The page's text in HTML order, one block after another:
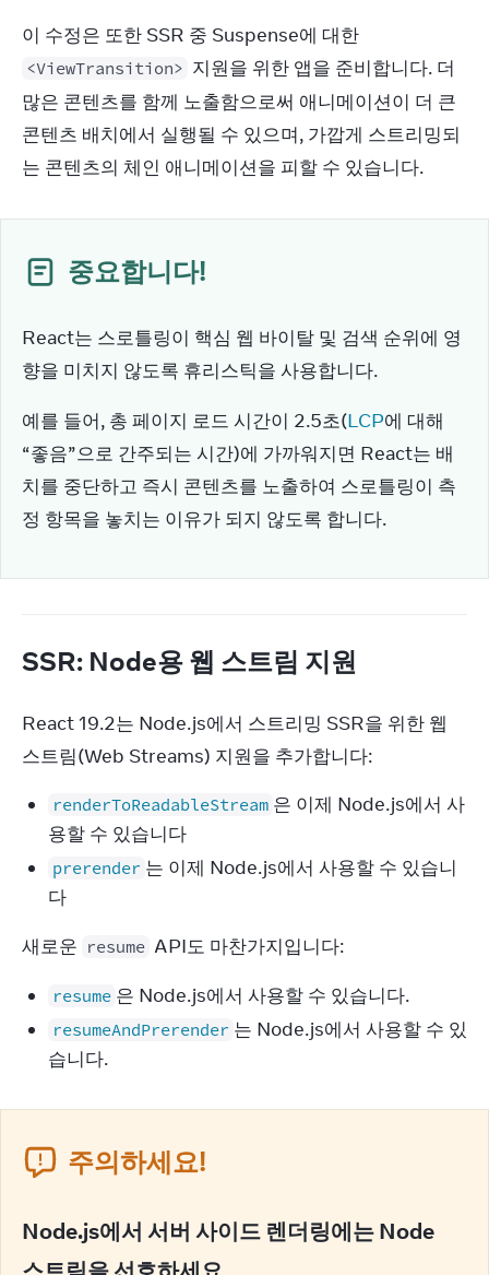
<ViewTransition> 지원을 위한 앱을 준비합니다. 더
많은 콘텐츠를 함께 노출함으로써 애니메이션이 더 큰
콘텐츠 배치에서 실행될 수 있으며, 가깝게 스트리밍되
는 콘텐츠의 체인 애니메이션을 피할 수 있습니다.
중요합니다!
React는 스로틀링이 핵심 웹 바이탈 및 검색 순위에 영
향을 미치지 않도록 휴리스틱을 사용합니다.
예를 들어, 총 페이지 로드 시간이 2.5초(LCP에 대해
“좋음”으로 간주되는 시간)에 가까워지면 React는 배
치를 중단하고 즉시 콘텐츠를 노출하여 스로틀링이 측
정 항목을 놓치는 이유가 되지 않도록 합니다.
SSR: Node용 웹 스트림 지원
React 19.2는 Node.js에서 스트리밍 SSR을 위한 웹
스트림(Web Streams) 지원을 추가합니다:
renderToReadableStream 은 이제 Node.js에서 사
용할 수 있습니다
prerender 는 이제 Node.js에서 사용할 수 있습니
다
새로운 resume API도 마찬가지입니다:
resume 은 Node.js에서 사용할 수 있습니다.
resumeAndPrerender 는 Node.js에서 사용할 수 있
습니다.
주의하세요!
Node.js에서 서버 사이드 렌더링에는 Node